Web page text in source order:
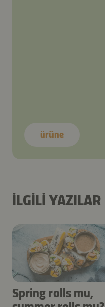
ürüne
İLGILI YAZILAR
Spring rolls mu,